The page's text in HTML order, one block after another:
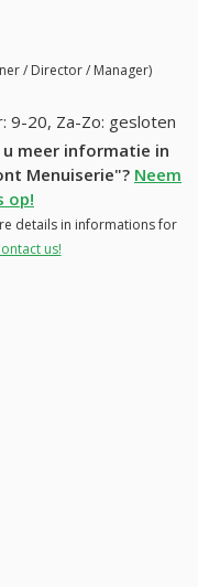
/ Director / Manager)
9-20, Za-Zo: gesloten
meer informatie in
Menuiserie"? Neem
op!
details in informations for
us!